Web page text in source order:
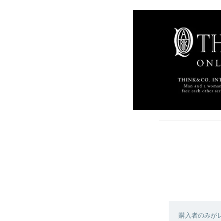
購入者のみが